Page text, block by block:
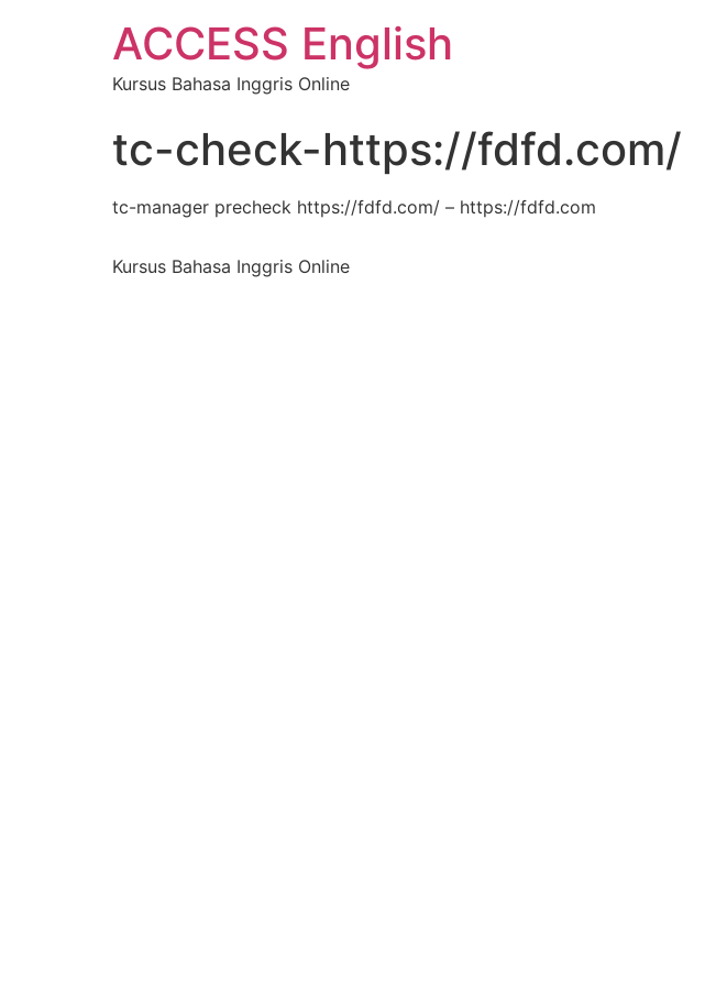
ACCESS English
Kursus Bahasa Inggris Online
tc-check-https://fdfd.com/
tc-manager precheck https://fdfd.com/ – https://fdfd.com
Kursus Bahasa Inggris Online